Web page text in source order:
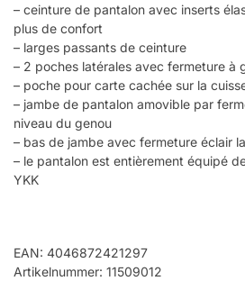
– ceinture de pantalon avec inserts
plus de confort
– larges passants de ceinture
– 2 poches latérales avec fermeture à
– poche pour carte cachée sur la
– jambe de pantalon amovible par
niveau du genou
– bas de jambe avec fermeture éclair
– le pantalon est entièrement équipé
YKK
EAN: 4046872421297
Artikelnummer: 11509012